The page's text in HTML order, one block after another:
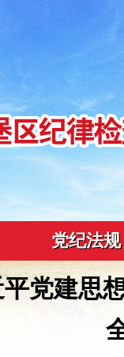
党纪法规
党建思